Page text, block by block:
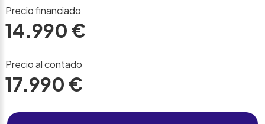
Precio financiado
14.990 €
Precio al contado
17.990 €